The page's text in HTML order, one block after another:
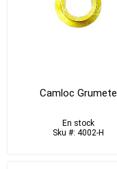
Camloc Grumete
En stock
Sku #: 4002-H